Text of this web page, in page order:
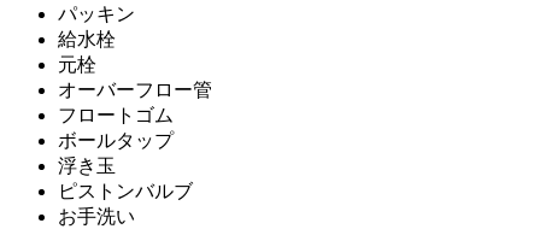
パッキン
給水栓
元栓
オーバーフロー管
フロートゴム
ボールタップ
浮き玉
ピストンバルブ
お手洗い